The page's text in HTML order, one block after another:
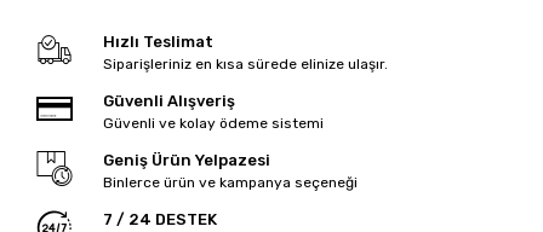
Hızlı Teslimat
Siparişleriniz en kısa sürede elinize ulaşır.
Güvenli Alışveriş
Güvenli ve kolay ödeme sistemi
Geniş Ürün Yelpazesi
Binlerce ürün ve kampanya seçeneği
7 / 24 DESTEK